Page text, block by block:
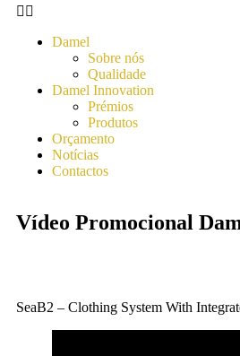
Damel
Sobre nós
Qualidade
Damel Innovation
Prémios
Produtos
Orçamento
Notícias
Contactos
Vídeo Promocional
SeaB2 – Clothing System With